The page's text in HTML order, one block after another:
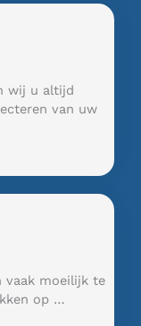
wij u altijd
van uw
vaak moeilijk te
op …